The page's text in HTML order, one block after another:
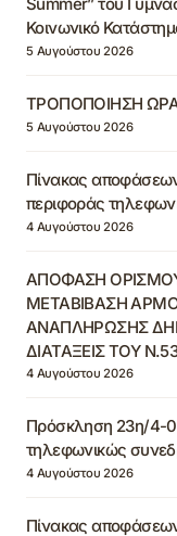
Summer” του
Κοινωνικό
5 Αυγούστου 2026
ΤΡΟΠΟΠΟΙΗΣΗ
5 Αυγούστου 2026
Πίνακας
περιφοράς
4 Αυγούστου 2026
ΑΠΟΦΑΣΗ
ΜΕΤΑΒΙΒΑΣΗ
ΑΝΑΠΛΗΡΩΣΗΣ
ΔΙΑΤΑΞΕΙΣ ΤΟΥ
4 Αυγούστου 2026
Πρόσκληση 23η/4-
τηλεφωνικώς
4 Αυγούστου 2026
Πίνακας